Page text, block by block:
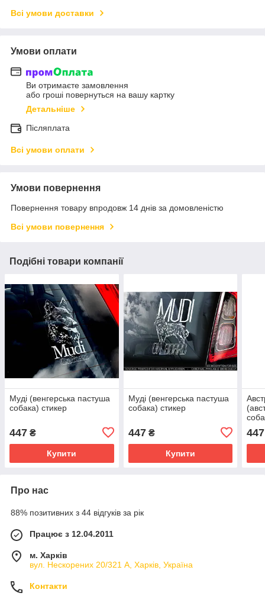
Всі умови доставки
Умови оплати
Ви отримаєте замовлення
або гроші повернуться на вашу картку
Детальніше
Післяплата
Всі умови оплати
Умови повернення
Повернення товару впродовж 14 днів за домовленістю
Всі умови повернення
Подібні товари компанії
Муді (венгерська пастуша
собака) стикер
447 ₴
Купити
Муді (венгерська пастуша
собака) стикер
447₴
Купити
447
Про нас
88% позитивних з 44 відгуків за рік
Працює з 12.04.2011
м. Харків
вул. Нескорених 20/321 А, Харків, Україна
Контакти